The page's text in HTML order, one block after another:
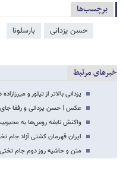
برچسب‌ها
حسن یزدانی بارسلونا
خبرهای مرتبط
یزدانی بالاتر از تیلور و
عکس | حسن یزدانی و رفقا جای
واکنش نابغه روس‌ها به
ایران قهرمان کشتی آزاد جام
متن و حاشیه روز دوم جام